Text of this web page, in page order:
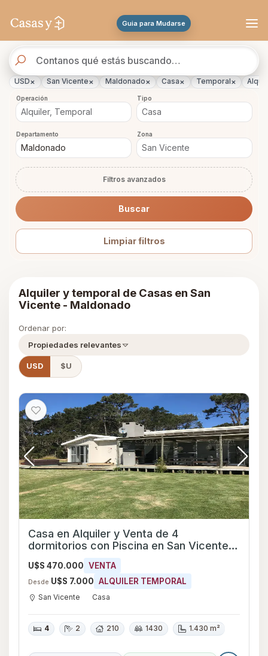
Guia para Mudarse
de
propiedades
USD× San Vicente× Maldonado× Casa× Temporal ×
Operación Tipo
Departamento Zona
Filtros avanzados
Buscar
Limpiar filtros
Alquiler y temporal de Casas en San
Vicente - Maldonado
Ordenar por:
Propiedades relevantes
USD $U
Casa en Alquiler y Venta de 4
dormitorios con Piscina en San Vicente,
Maldonado
U$S 470.000 VENTA
Desde U$S 7.000 ALQUILER TEMPORAL
San Vicente Casa
4 2 210 1430 1.430 m²